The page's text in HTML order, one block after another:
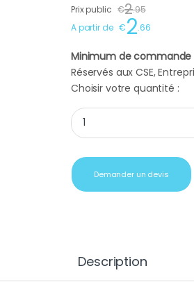
Prix public €2.95
A partir de €2.66
Minimum de commande
Réservés aux CSE,
Choisir votre quantité :
Stylo personnalisé en
Demander un devis
Description